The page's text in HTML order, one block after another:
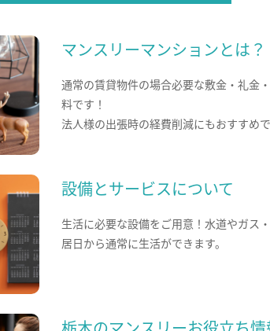
マンスリーマンションとは？
通常の賃貸物件の場合必要な敷金・礼金
料です！
法人様の出張時の経費削減にもおすすめで
設備とサービスについて
生活に必要な設備をご用意！水道やガス
居日から通常に生活ができます。